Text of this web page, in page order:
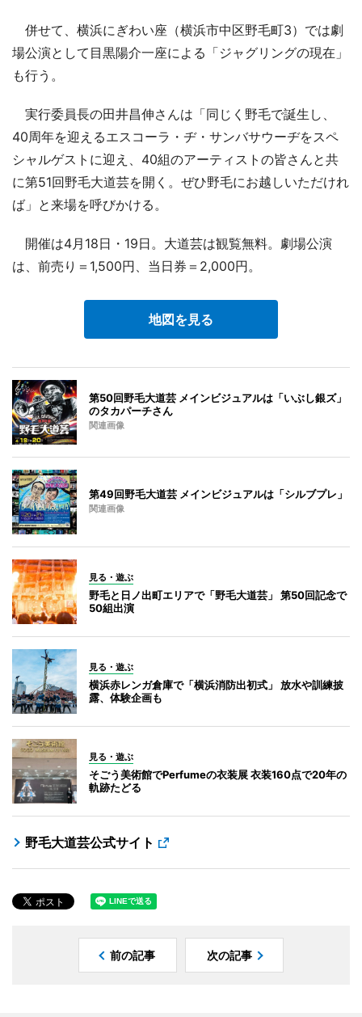
併せて、横浜にぎわい座（横浜市中区野毛町3）では劇
場公演として目黒陽介一座による「ジャグリングの現在」
も行う。
実行委員長の田井昌伸さんは「同じく野毛で誕生し、
40周年を迎えるエスコーラ・ヂ・サンバサウーヂをスペ
シャルゲストに迎え、40組のアーティストの皆さんと共
に第51回野毛大道芸を開く。ぜひ野毛にお越しいただけれ
ば」と来場を呼びかける。
開催は4月18日・19日。大道芸は観覧無料。劇場公演
は、前売り＝1,500円、当日券＝2,000円。
地図を見る
第50回野毛大道芸 メインビジュアルは「いぶし銀ズ」
のタカパーチさん
関連画像
第49回野毛大道芸 メインビジュアルは「シルブプレ」
関連画像
見る・遊ぶ
野毛と日ノ出町エリアで「野毛大道芸」 第50回記念で
50組出演
見る・遊ぶ
横浜赤レンガ倉庫で「横浜消防出初式」 放水や訓練披
露、体験企画も
見る・遊ぶ
そごう美術館でPerfumeの衣装展 衣装160点で20年の
軌跡たどる
野毛大道芸公式サイト
前の記事 次の記事